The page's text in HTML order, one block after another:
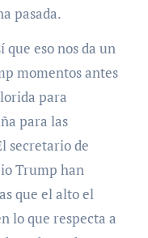
pasada.
que eso nos da un
momentos antes
para
para las
secretario de
Trump han
que el alto el
lo que respecta a